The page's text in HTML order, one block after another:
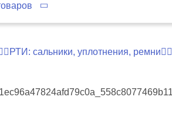
РТИ: сальники, уплотнения, ремни